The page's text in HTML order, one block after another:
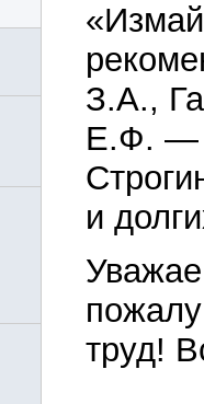
З.А.,
Е.Ф. —
и
труд!